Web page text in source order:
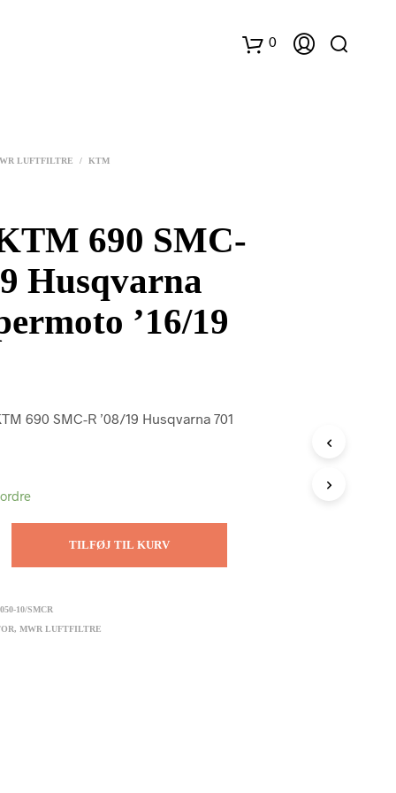
0
LUFTFILTRE / KTM
690 SMC-
Husqvarna
’16/19
690 SMC-R ’08/19 Husqvarna 701
TILFØJ TIL KURV
10/SMCR
,MWR LUFTFILTRE